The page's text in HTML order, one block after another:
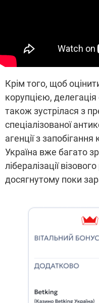
Крім того, щоб
корупцією,
також зустрілася з
спеціалізованої
агенції з
Україна вже багато
лібералізації
досягнутому поки